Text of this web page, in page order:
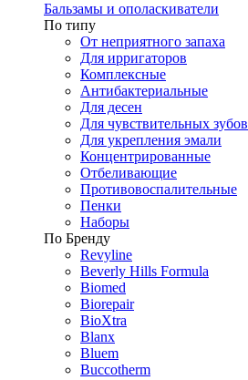
Бальзамы и ополаскиватели
По типу
От неприятного запаха
Для ирригаторов
Комплексные
Антибактериальные
Для десен
Для чувствительных зубов
Для укрепления эмали
Концентрированные
Отбеливающие
Противовоспалительные
Пенки
Наборы
По Бренду
Revyline
Beverly Hills Formula
Biomed
Biorepair
BioXtra
Blanx
Bluem
Buccotherm